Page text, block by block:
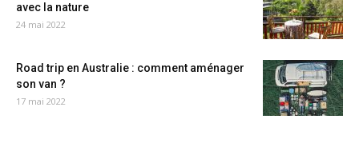
avec la nature
24 mai 2022
Road trip en Australie : comment aménager
son van ?
17 mai 2022